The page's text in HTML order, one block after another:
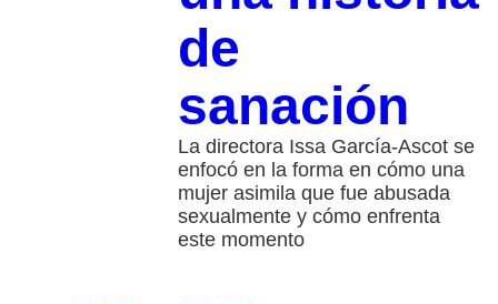
de
sanación
La directora Issa García-Ascot se
enfocó en la forma en cómo una
mujer asimila que fue abusada
sexualmente y cómo enfrenta
este momento